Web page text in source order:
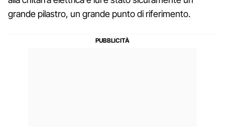
grande pilastro, un grande punto di riferimento.